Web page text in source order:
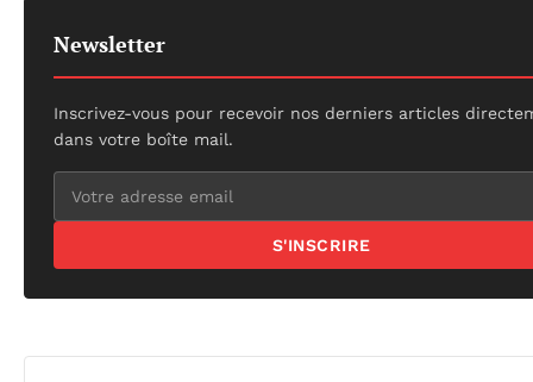
Newsletter
Inscrivez-vous pour recevoir nos derniers articles
dans votre boîte mail.
S'INSCRIRE